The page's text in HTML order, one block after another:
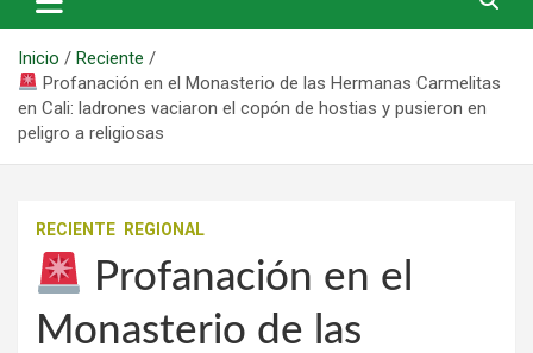
Inicio
Reciente
Profanación en el Monasterio de las Hermanas Carmelitas
en Cali: ladrones vaciaron el copón de hostias y pusieron en
peligro a religiosas
RECIENTE REGIONAL
Profanación en el
Monasterio de las